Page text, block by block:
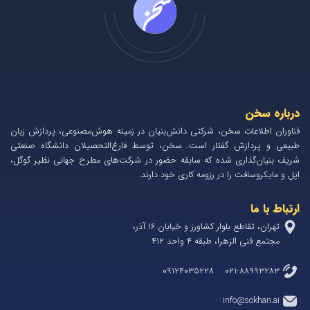
ارتباط با ما
تهران، تقاطع بلوار کشاورز و خیابان 1۶ آذر،
مجتمع فنی الزهرا، طبقه ۴ واحد ۴۱۲
۰۲۱-۸۸۹۹۳۲۸۳ ۰۹۱۲۴۰۳۵۲۲۸
info@sokhan.ai
درباره سخن
فناوران اطلاعات سخن، شرکتی دانش‌بنیان در زمینه هوش‌مصنوعی، پردازش زبان
طبیعی و پردازش گفتار است. سخن، توسط فارغ‌التحصیلان دانشگاه صنعتی
شریف بنیان‌گذاری شده که سابقه حضور در شرکت‌های مطرح جهانی نظیر گوگل،
اپل و مایکروسافت را در رزومه کاری خود دارند.